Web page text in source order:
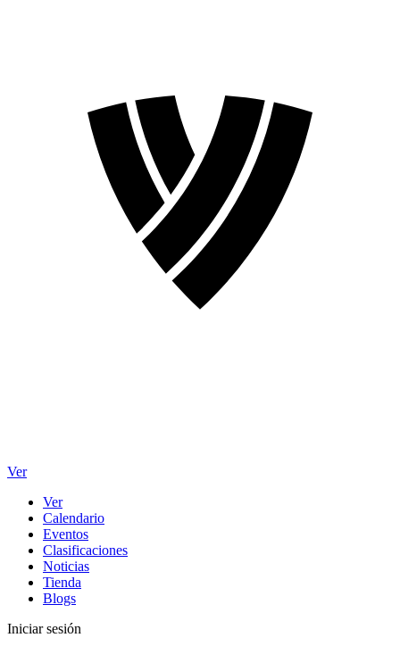
Ver
Ver
Calendario
Eventos
Clasificaciones
Noticias
Tienda
Blogs
Iniciar sesión